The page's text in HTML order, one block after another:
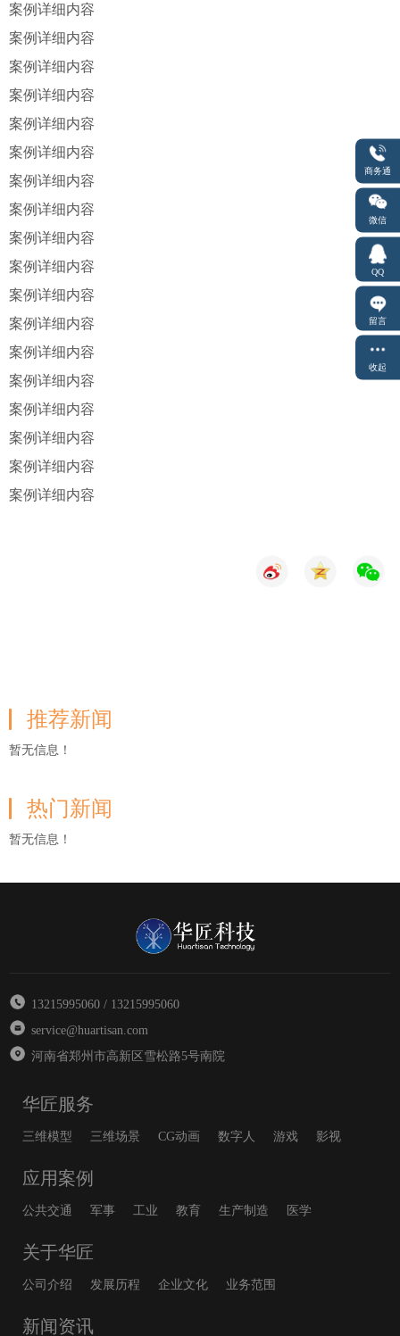
案例详细内容
案例详细内容
案例详细内容
案例详细内容
案例详细内容
案例详细内容
案例详细内容
案例详细内容
案例详细内容
案例详细内容
案例详细内容
案例详细内容
案例详细内容
案例详细内容
案例详细内容
案例详细内容
案例详细内容
案例详细内容
推荐新闻
暂无信息！
热门新闻
暂无信息！
13215995060 / 13215995060
service@huartisan.com
河南省郑州市高新区雪松路5号南院
华匠服务
三维模型 三维场景 CG动画 数字人 游戏 影视
应用案例
公共交通 军事 工业 教育 生产制造 医学
关于华匠
公司介绍 发展历程 企业文化 业务范围
新闻资讯
商务通
微信
QQ
留言
收起